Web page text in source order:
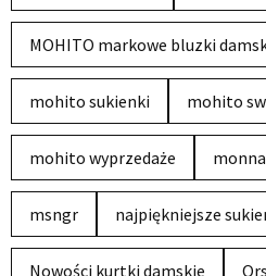
MOHITO markowe bluzki
mohito sukienki mohito
mohito wyprzedaże
msngr najpiękniejsze
Nowości kurtki damskie